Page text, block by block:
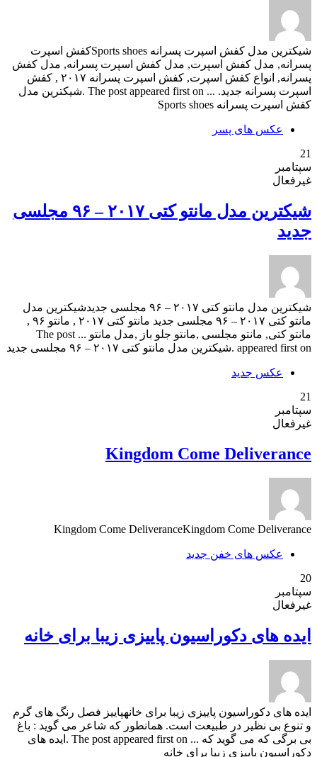
شیکترین مدل کفش اسپرت پسرانه Sports shoesکفش اسپرت
پسرانه, مدل کفش اسپرت, مدل کفش اسپرت پسرانه, مدل کفش
پسرانه, انواع کفش اسپرت, کفش اسپرت پسرانه ۲۰۱۷ , کفش
اسپرت پسرانه جدید. ... The post appeared first on .شیکترین مدل
کفش اسپرت پسرانه Sports shoes
عکس های پسر
21
سپتامبر
غیرفعال
شیکترین مدل مانتو کتی ۲۰۱۷ – ۹۶ مجلسی
جدید
شیکترین مدل مانتو کتی ۲۰۱۷ – ۹۶ مجلسی جدیدشیکترین مدل
مانتو کتی ۲۰۱۷ – ۹۶ مجلسی جدید مانتو کتی ۲۰۱۷ , مانتو ۹۶ ,
مانتو کتی, مانتو مجلسی ,مانتو جلو باز ,مدل مانتو ... The post
appeared first on .شیکترین مدل مانتو کتی ۲۰۱۷ – ۹۶ مجلسی جدید
عکس جدید
21
سپتامبر
غیرفعال
Kingdom Come Deliverance
Kingdom Come DeliveranceKingdom Come Deliverance
عکس های خفن جدید
20
سپتامبر
غیرفعال
ایده های دکوراسیون پاییزی زیبا برای خانه
ایده های دکوراسیون پاییزی زیبا برای خانهپاییز فصل رنگ های گرم
و تنوع بی نظیر در طبیعت است. همانطور که شاعر می گوید : باغ
بی برگی که می گوید که ... The post appeared first on .ایده های
دکوراسیون پاییزی زیبا برای خانه